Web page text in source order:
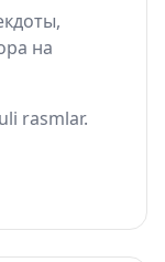
на
rasmlar.